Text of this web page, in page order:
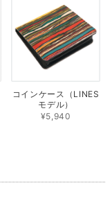
コインケース（LINES
モデル）
¥5,940